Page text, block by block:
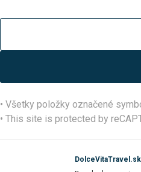
• Všetky položky označené
• This site is protected by
DolceVitaTravel.sk